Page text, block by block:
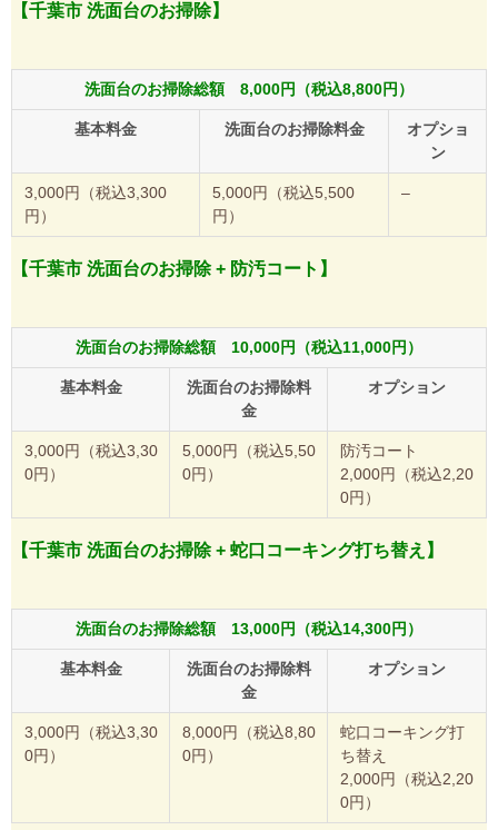
【千葉市 洗面台のお掃除】
洗面台のお掃除総額 8,000円（税込8,800円）
基本料金 洗面台のお掃除料金
オプショ
ン
3,000円（税込3,300
円）
5,000円（税込5,500
円）
–
【千葉市 洗面台のお掃除 + 防汚コート】
洗面台のお掃除総額 10,000円（税込11,000円）
基本料金
洗面台のお掃除料
金
オプション
3,000円（税込3,30
0円）
5,000円（税込5,50
0円）
防汚コート
2,000円（税込2,20
0円）
【千葉市 洗面台のお掃除 + 蛇口コーキング打ち替え】
洗面台のお掃除総額 13,000円（税込14,300円）
基本料金
洗面台のお掃除料
金
オプション
3,000円（税込3,30
0円）
8,000円（税込8,80
0円）
蛇口コーキング打
ち替え
2,000円（税込2,20
0円）